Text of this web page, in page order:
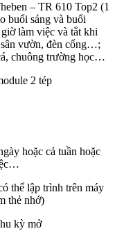
– TR 610 Top2 (1
buổi sáng và buổi
làm việc và tắt khi
sân vườn, đèn cổng…;
chuông trường học…
2 tép
hoặc cả tuần hoặc
thể lập trình trên máy
thẻ nhớ)
kỳ mở